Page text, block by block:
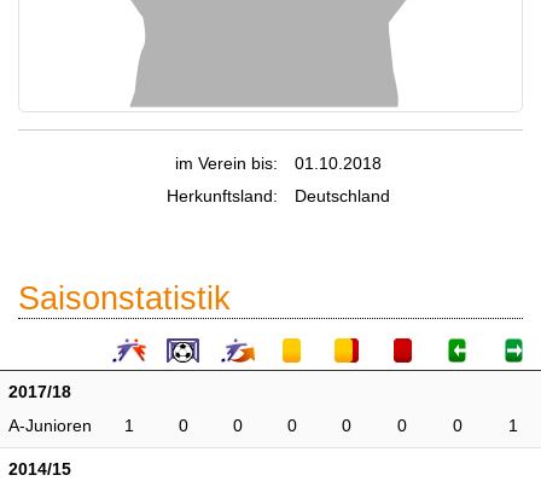
im Verein bis:
01.10.2018
Herkunftsland:
Deutschland
Saisonstatistik
2017/18
A-Junioren
1 0 0 0 0 0 0 1
2014/15